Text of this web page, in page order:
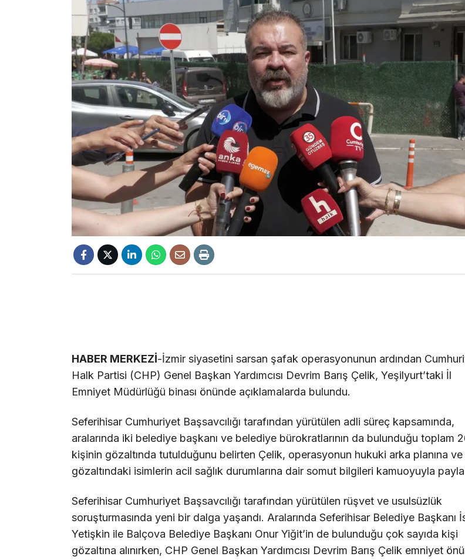
HABER MERKEZİ-İzmir siyasetini sarsan şafak operasyonunun ardından
Halk Partisi (CHP) Genel Başkan Yardımcısı Devrim Barış Çelik, Yeşilyurt’taki İl
Emniyet Müdürlüğü binası önünde açıklamalarda bulundu.
Seferihisar Cumhuriyet Başsavcılığı tarafından yürütülen adli süreç kapsamında,
aralarında iki belediye başkanı ve belediye bürokratlarının da bulunduğu toplam
kişinin gözaltında tutulduğunu belirten Çelik, operasyonun hukuki arka planına ve
gözaltındaki isimlerin acil sağlık durumlarına dair somut bilgileri kamuoyuyla
Seferihisar Cumhuriyet Başsavcılığı tarafından yürütülen rüşvet ve usulsüzlük
soruşturmasında yeni bir dalga yaşandı. Aralarında Seferihisar Belediye Başkanı
Yetişkin ile Balçova Belediye Başkanı Onur Yiğit’in de bulunduğu çok sayıda kişi
gözaltına alınırken, CHP Genel Başkan Yardımcısı Devrim Barış Çelik emniyet